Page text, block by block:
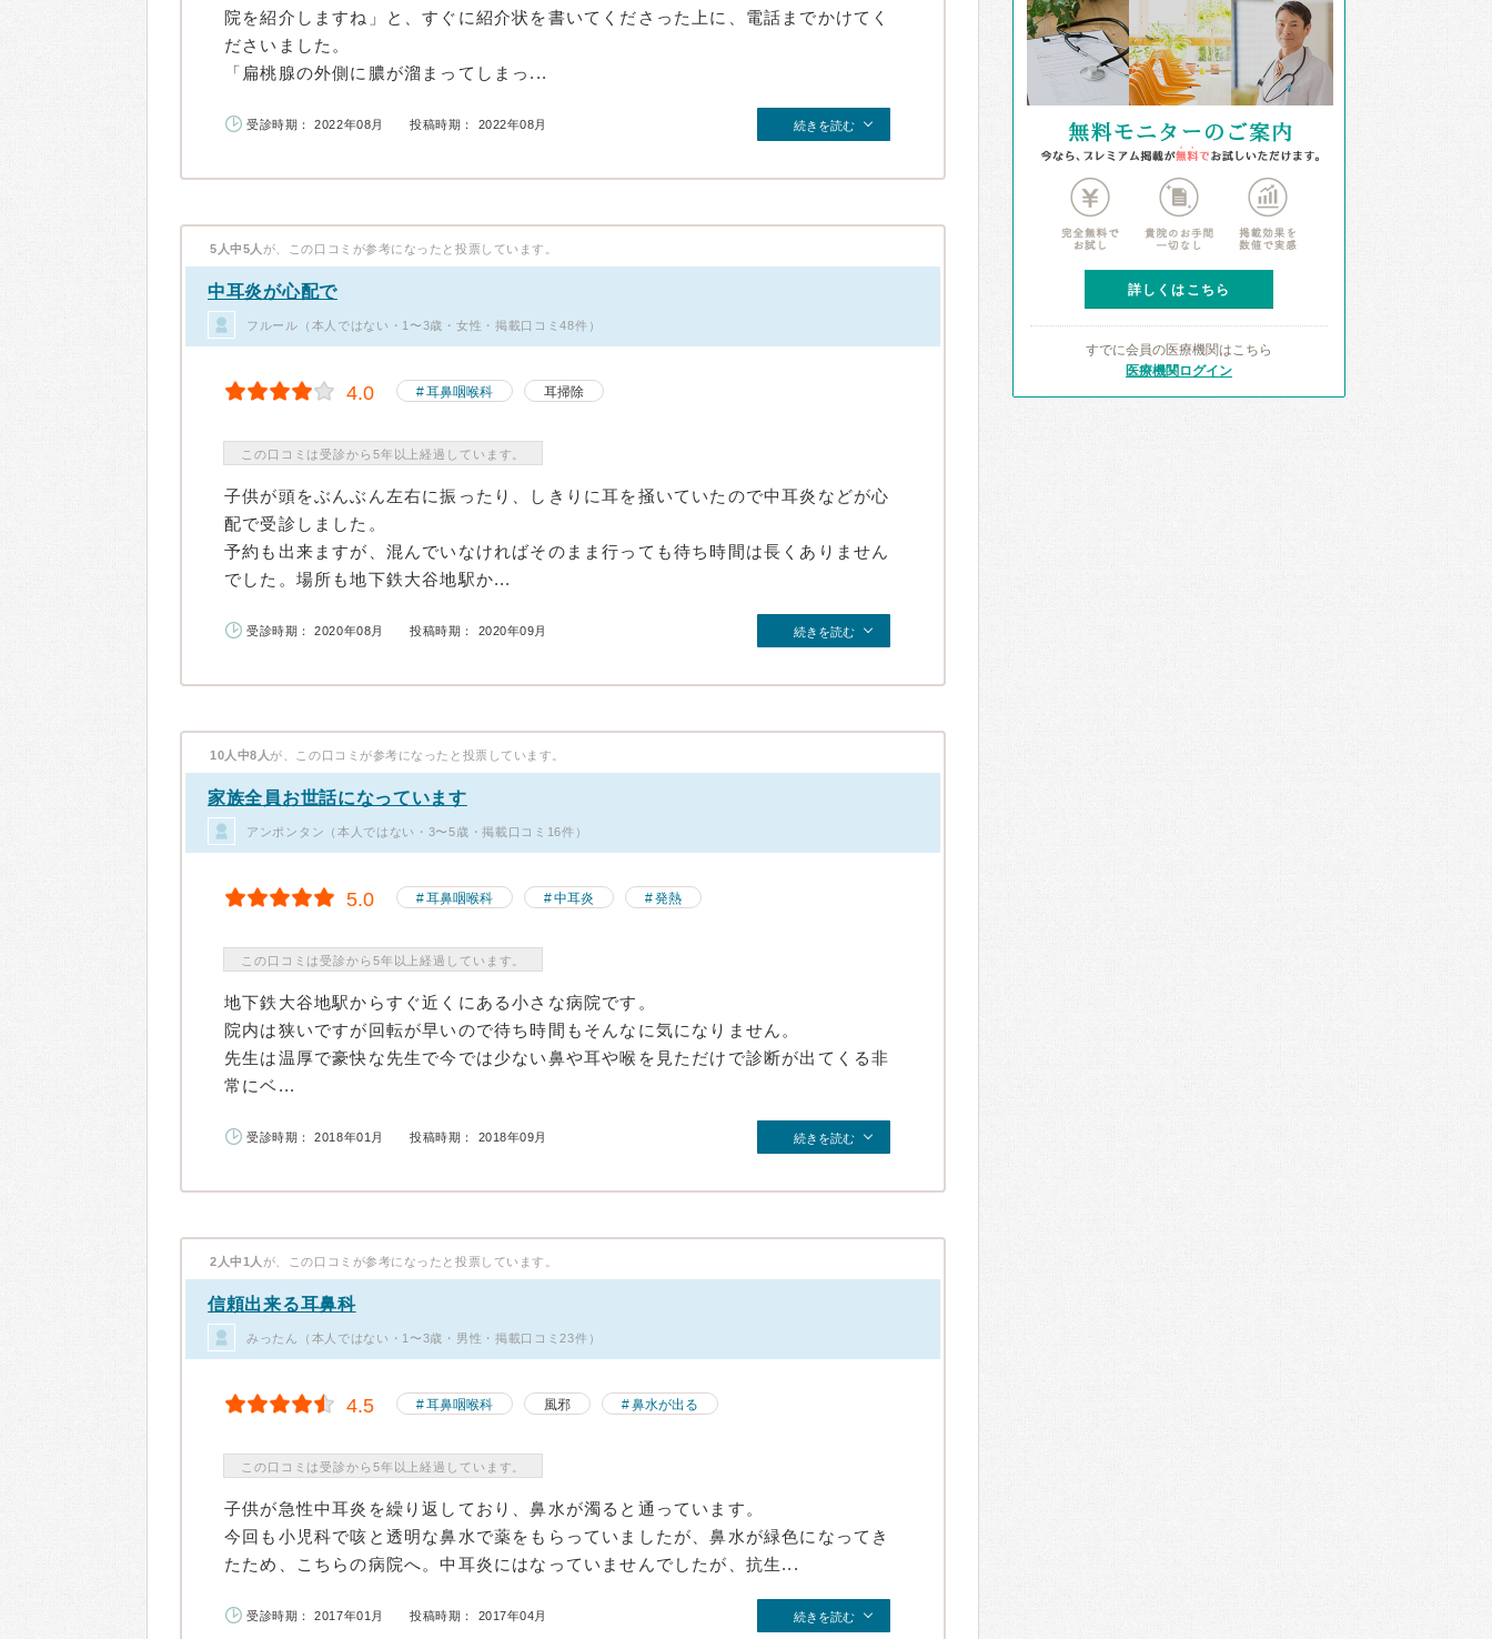
院を紹介しますね」と、すぐに紹介状を書いてくださった上に、電話までかけてく
ださいました。
「扁桃腺の外側に膿が溜まってしまっ...
受診時期： 2022年08月 投稿時期： 2022年08月 続きを読む
5人中5人 が、この口コミが参考になったと投票しています。
中耳炎が心配で
フルール（本人ではない・1〜3歳・女性・掲載口コミ48件）
4.0 耳鼻咽喉科 耳掃除
この口コミは受診から5年以上経過しています。
子供が頭をぶんぶん左右に振ったり、しきりに耳を掻いていたので中耳炎などが心
配で受診しました。
予約も出来ますが、混んでいなければそのまま行っても待ち時間は長くありません
でした。場所も地下鉄大谷地駅か...
受診時期： 2020年08月 投稿時期： 2020年09月 続きを読む
10人中8人 が、この口コミが参考になったと投票しています。
家族全員お世話になっています
アンポンタン（本人ではない・3〜5歳・掲載口コミ16件）
5.0 耳鼻咽喉科 中耳炎 発熱
この口コミは受診から5年以上経過しています。
地下鉄大谷地駅からすぐ近くにある小さな病院です。
院内は狭いですが回転が早いので待ち時間もそんなに気になりません。
先生は温厚で豪快な先生で今では少ない鼻や耳や喉を見ただけで診断が出てくる非
常にベ...
受診時期： 2018年01月 投稿時期： 2018年09月 続きを読む
2人中1人 が、この口コミが参考になったと投票しています。
信頼出来る耳鼻科
みったん（本人ではない・1〜3歳・男性・掲載口コミ23件）
4.5 耳鼻咽喉科 風邪 鼻水が出る
この口コミは受診から5年以上経過しています。
子供が急性中耳炎を繰り返しており、鼻水が濁ると通っています。
今回も小児科で咳と透明な鼻水で薬をもらっていましたが、鼻水が緑色になってき
たため、こちらの病院へ。中耳炎にはなっていませんでしたが、抗生...
受診時期： 2017年01月 投稿時期： 2017年04月 続きを読む
詳しくはこちら
すでに会員の医療機関はこちら
医療機関ログイン